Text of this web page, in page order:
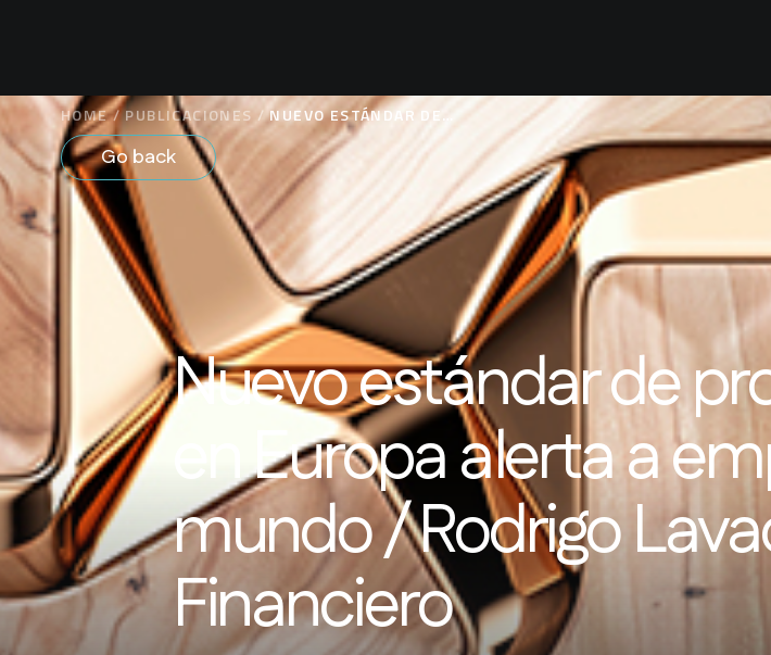
HOME /PUBLICACIONES /NUEVO ESTÁNDAR DE
PROTECCIÓN DE DATOS EN
EUROPA ALERTA A
EMPRESAS DE TODO EL
MUNDO / RODRIGO
LAVADOS/ DIARIO
FINANCIERO
Go back
Nuevo estándar de
en Europa alerta a
mundo / Rodrigo
Financiero